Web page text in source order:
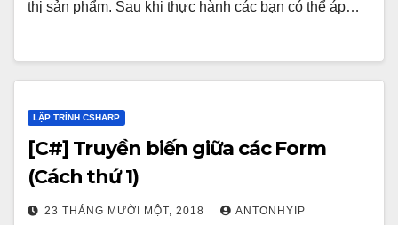
thị sản phẩm. Sau khi thực hành các bạn có thể áp…
LẬP TRÌNH CSHARP
[C#] Truyền biến giữa các Form
(Cách thứ 1)
23 THÁNG MƯỜI MỘT, 2018 ANTONHYIP